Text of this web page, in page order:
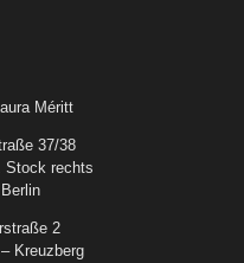
Méritt
37/38
Stock rechts
2
Kreuzberg